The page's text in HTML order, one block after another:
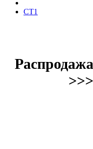
CT1
>>>